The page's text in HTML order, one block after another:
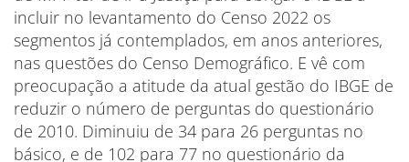
incluir no levantamento do Censo 2022 os
segmentos já contemplados, em anos anteriores,
nas questões do Censo Demográfico. E vê com
preocupação a atitude da atual gestão do IBGE de
reduzir o número de perguntas do questionário
de 2010. Diminuiu de 34 para 26 perguntas no
básico, e de 102 para 77 no questionário da